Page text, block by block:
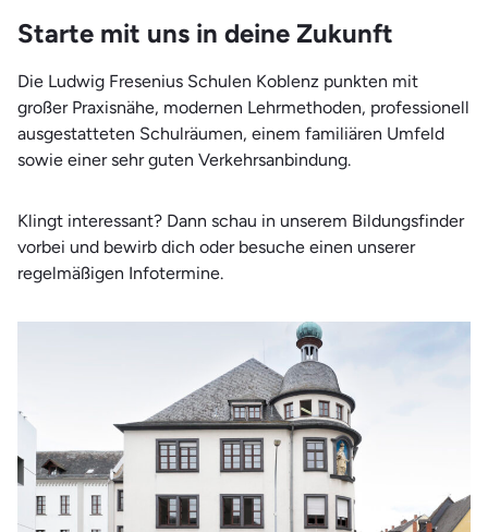
Starte mit uns in deine Zukunft
Die Ludwig Fresenius Schulen Koblenz punkten mit
großer Praxisnähe, modernen Lehrmethoden, professionell
ausgestatteten Schulräumen, einem familiären Umfeld
sowie einer sehr guten Verkehrsanbindung.
Klingt interessant? Dann schau in unserem Bildungsfinder
vorbei und bewirb dich oder besuche einen unserer
regelmäßigen Infotermine.
Therapie und Wellness
Wirtschaft